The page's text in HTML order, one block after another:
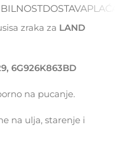
DOSTAVA
zraka za LAND
6G926K863BD
na pucanje.
na ulja, starenje i